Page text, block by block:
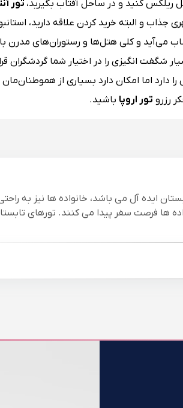
ریلکس کنید و در ساحل آفتاب بگیرید، تور
جذاب و البته خرید کردن علاقه دارید،
و کلی هتل‌ها و رستوران‌های مدرن با
شگفت انگیزی را در اختیار شما گردشگران
اما امکان دارد بسیاری از هموطنان‌مان
رزرو تور اروپا باشید.
ایده آل می باشد، خانواده ها نیز به